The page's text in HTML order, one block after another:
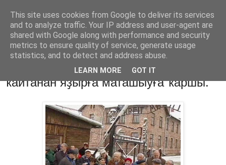
Хәбәрҙәр
вторник, 27 января 2015 г.
Освенцим тотҡондары тарихты
ҡайтанан яҙырға маташыуға ҡаршы.
This site uses cookies from Google to deliver its services
and to analyze traffic. Your IP address and user-agent are
shared with Google along with performance and security
metrics to ensure quality of service, generate usage
statistics, and to detect and address abuse.
LEARN MORE GOT IT